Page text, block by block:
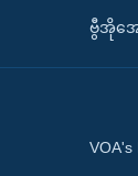
ဗွီအိုအ
VOA's